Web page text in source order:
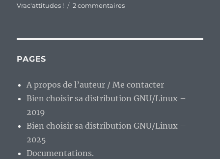
Vrac'attitudes ! 2 commentairessur
PAGES
A propos de l’auteur / Me contacter
Bien choisir sa distribution GNU/Linux –
2019
Bien choisir sa distribution GNU/Linux –
2025
Documentations.